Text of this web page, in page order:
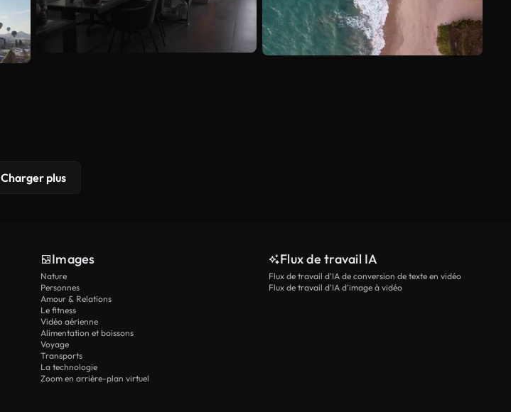
Charger plus
Images
Nature
Personnes
Amour & Relations
Le fitness
Vidéo aérienne
Alimentation et boissons
Voyage
Transports
La technologie
Zoom en arrière-plan virtuel
Flux de travail IA
Flux de travail d’IA de conversion de texte en vidéo
Flux de travail d’IA d’image à vidéo